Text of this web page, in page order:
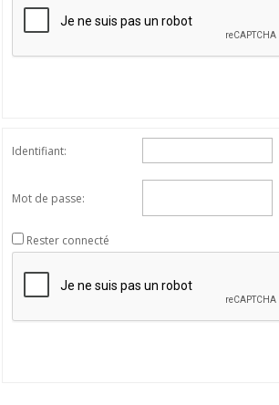
Identifiant:
Mot de passe:
Rester connecté